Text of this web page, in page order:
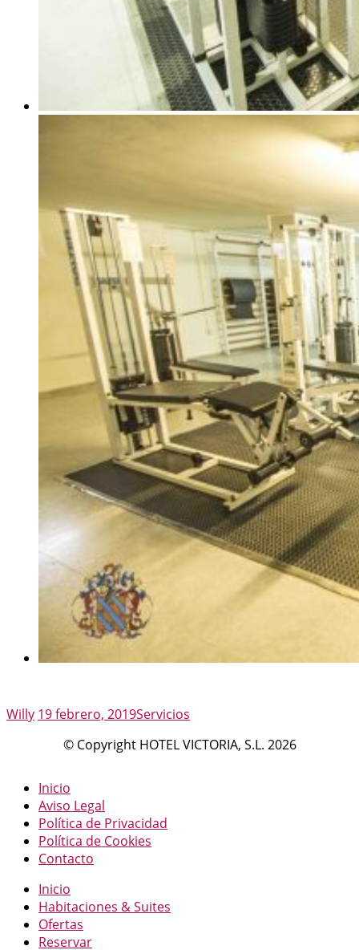
Author
Willy Posted
19 febrero, 2019Categories
Servicios
© Copyright HOTEL VICTORIA, S.L. 2026
Inicio
Aviso Legal
Política de Privacidad
Política de Cookies
Contacto
Inicio
Habitaciones & Suites
Ofertas
Reservar